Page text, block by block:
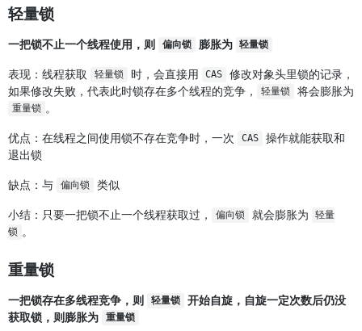
轻量锁
一把锁不止一个线程使用，则 偏向锁 膨胀为 轻量锁
表现：线程获取 轻量锁 时，会直接用 CAS
修改对象头里锁的记录，
如果修改失败，代表此时锁存在多个线程的竞争，
轻量锁 将会膨胀为
重量锁 。
优点：在线程之间使用锁不存在竞争时，一次
CAS
操作就能获取和
退出锁
缺点：与
偏向锁
类似
小结：只要一把锁不止一个线程获取过，
偏向锁 就会膨胀为
轻量
锁 。
重量锁
一把锁存在多线程竞争，则 轻量锁
开始自旋，自旋一定次数后仍没
获取锁，则膨胀为
重量锁